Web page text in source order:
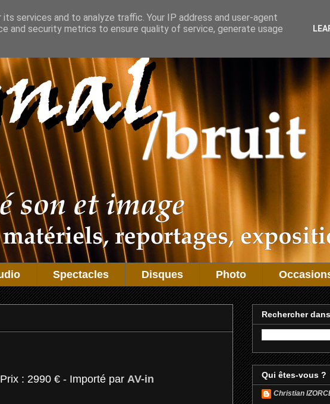
Spectacles Disques Photo
: 2990 € - Importé par AV-in
Rechercher
Qui êtes-vous ?
Christian
services and to analyze traffic. Your IP address and user-agent
and security metrics to ensure quality of service, generate usage